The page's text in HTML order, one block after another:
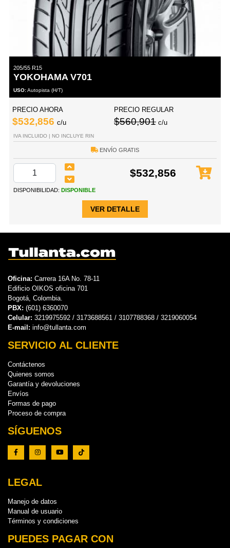
205/55 R15
YOKOHAMA V701
USO:Autopista (H/T)
PRECIO AHORA
$532,856 c/u
PRECIO REGULAR
$560,901 c/u
IVA INCLUIDO | NO INCLUYE RIN
ENVÍO GRATIS
$532,856
DISPONIBILIDAD: DISPONIBLE
VER DETALLE
Oficina: Carrera 16A No. 78-11
Edificio OIKOS oficina 701
Bogotá, Colombia.
PBX: (601) 6360070
Celular: 3219975592 / 3173688561 / 3107788368 / 3219060054
E-mail: info@tullanta.com
SERVICIO AL CLIENTE
Contáctenos
Quienes somos
Garantía y devoluciones
Envíos
Formas de pago
Proceso de compra
SÍGUENOS
LEGAL
Manejo de datos
Manual de usuario
Términos y condiciones
PUEDES PAGAR CON